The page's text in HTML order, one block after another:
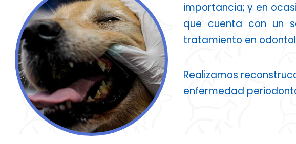
importancia; y en
que cuenta con un
tratamiento en
Realizamos
enfermedad